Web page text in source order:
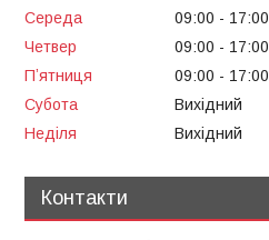
Середа
09:00
17:00
Четвер
09:00
17:00
Пʼятниця
09:00
17:00
Субота
Вихідний
Неділя
Вихідний
Контакти